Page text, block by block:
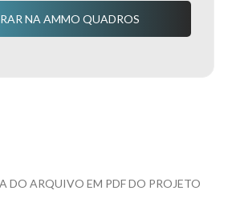
NA AMMO QUADROS
DO ARQUIVO EM PDF DO PROJETO